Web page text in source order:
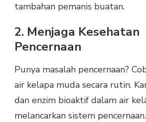
tambahan pemanis buatan.
2. Menjaga Kesehatan
Pencernaan
Punya masalah pencernaan?
air kelapa muda secara rutin.
dan enzim bioaktif dalam air
melancarkan sistem